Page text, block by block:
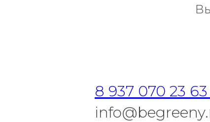
8 937 070 23 63